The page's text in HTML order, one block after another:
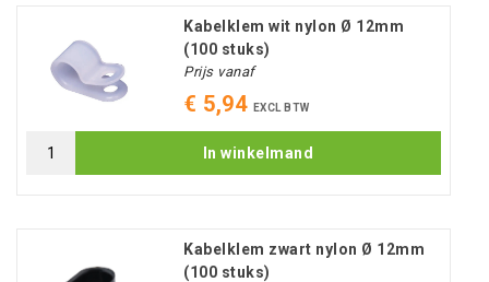
Kabelklem wit nylon Ø 12mm
(100 stuks)
Prijs vanaf
€ 5,94 EXCL BTW
In winkelmand
Kabelklem zwart nylon Ø 12mm
(100 stuks)